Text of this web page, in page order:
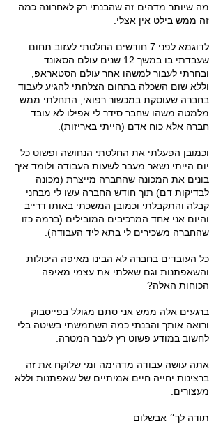
מה שיותר מדהים זה שהבנתי רק לאחרונה כמה
זה ממש בילט אין אצלי.
לדוגמא לפני 7 חודשים החלטתי לעזוב תחום
שעבדתי בו במשך 12 שנים עולם הסאונד
ובחרתי לעבור למשהו אחר עולם הסטאראפ,
וללא שום השכלה בתחום הצלחתי להגיע לעבוד
בחברה שעוסקת במכשור רפואי, התחלתי ממש
מלמטה משהו שחבר סידר לי אפילו לא עובד
חברה אלא כוח אדם (הייתי באריזות).
וכמובן הפעלתי את החלטתי הנחושה ופשוט כל
יום הייתי נשאר מעבר לשעות העבודה ולומד איך
בונים את המכונה שהחברה מייצרת (מכונה
לבדיקות דם) תוך חודש החברה עשו לי מבחני
קבלה והתקבלתי וכמובן המשכתי באותו דרייב
והיום אני אחד המרכיבים המובילים (ברמה כזו
שהחברה משכירים לי בתא ליד העבודה).
כל העובדים בחברה לא הבינו מאיפה היכולות
והשאפתנות וגם שאלתי את עצמי מאיפה
הכוחות האלה?
ברגעים אלה ממש אני סתם מגולל בפייסבוק
ורואה אותך והבנתי כמה השתמשתי בשיטה בלי
לחשוב במודע פשוט רץ לעבר המטרה.
אתה עושה עבודה מדהימה ומי שלוקח את זה
ברצינות יחייה חיים אמיתיים של שאפתנות וללא
מעצורים.
תודה לך״ אבשלום